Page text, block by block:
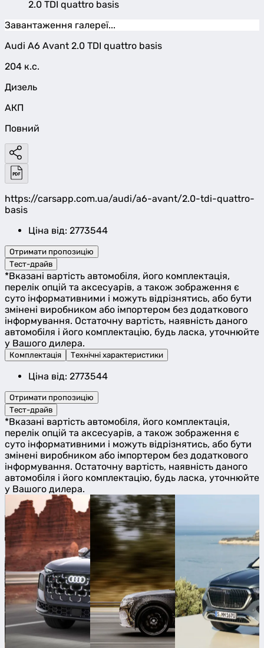
2.0 TDI quattro basis
Завантаження галереї...
Audi A6 Avant 2.0 TDI quattro basis
204 к.с.
Дизель
АКП
Повний
https://carsapp.com.ua/audi/a6-avant/2.0-tdi-quattro-
basis
Ціна від: 2773544
Отримати пропозицію
Тест-драйв
*Вказані вартість автомобіля, його комплектація,
перелік опцій та аксесуарів, а також зображення є
суто інформативними і можуть відрізнятись, або бути
змінені виробником або імпортером без додаткового
інформування. Остаточну вартість, наявність даного
автомобіля і його комплектацію, будь ласка, уточнюйте
у Вашого дилера.
Комплектація Технічні характеристики
Ціна від: 2773544
Отримати пропозицію
Тест-драйв
*Вказані вартість автомобіля, його комплектація,
перелік опцій та аксесуарів, а також зображення є
суто інформативними і можуть відрізнятись, або бути
змінені виробником або імпортером без додаткового
інформування. Остаточну вартість, наявність даного
автомобіля і його комплектацію, будь ласка, уточнюйте
у Вашого дилера.